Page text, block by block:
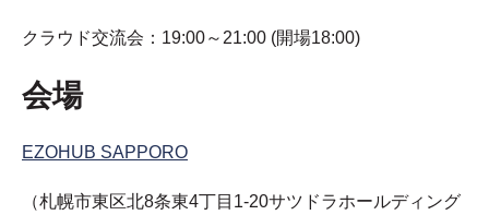
クラウド交流会：19:00～21:00 (開場18:00)
会場
EZOHUB SAPPORO
（札幌市東区北8条東4丁目1-20サツドラホールディング